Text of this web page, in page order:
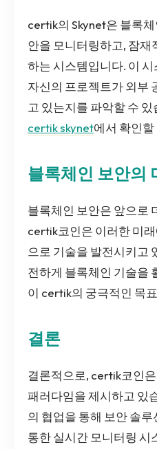
certik의 Skynet은 블록
안을 모니터링하고, 잠재
하는 시스템입니다. 이
자신의 프로젝트가 외부
고 있는지를 파악할 수
certik skynet에서 확인
블록체인 보안의
블록체인 보안은 앞으로
certik코인은 이러한 미
으로 기술을 발전시키고
전하게 블록체인 기술을
이 certik의 궁극적인 목
결론
결론적으로, certik코인
패러다임을 제시하고 있
의 협업을 통해 보안 솔
통한 실시간 모니터링 시